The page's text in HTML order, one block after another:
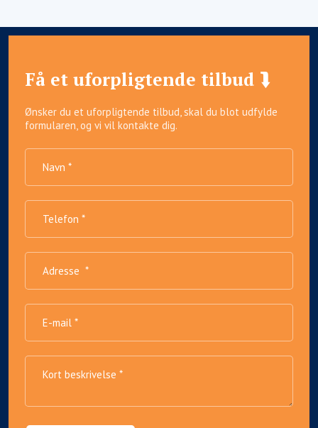
Få et uforpligtende tilbud ⮯
Ønsker du et uforpligtende tilbud, skal du blot udfylde
formularen, og vi vil kontakte dig.